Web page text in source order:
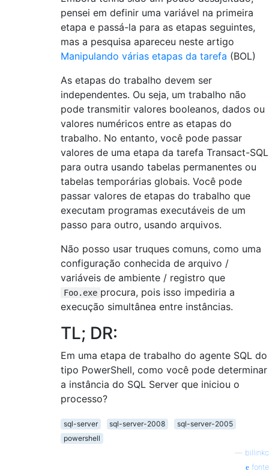
pensei em definir uma variável na primeira
etapa e passá-la para as etapas seguintes,
mas a pesquisa apareceu neste artigo
Manipulando várias etapas da tarefa (BOL)
As etapas do trabalho devem ser
independentes. Ou seja, um trabalho não
pode transmitir valores booleanos, dados ou
valores numéricos entre as etapas do
trabalho. No entanto, você pode passar
valores de uma etapa da tarefa Transact-SQL
para outra usando tabelas permanentes ou
tabelas temporárias globais. Você pode
passar valores de etapas do trabalho que
executam programas executáveis ​​de um
passo para outro, usando arquivos.
Não posso usar truques comuns, como uma
configuração conhecida de arquivo /
variáveis ​​de ambiente / registro que
Foo.exe procura, pois isso impediria a
execução simultânea entre instâncias.
TL; DR:
Em uma etapa de trabalho do agente SQL do
tipo PowerShell, como você pode determinar
a instância do SQL Server que iniciou o
processo?
sql-server sql-server-2008
sql-server-2005
powershell
billinkc
fonte